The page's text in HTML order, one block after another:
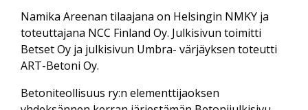
Namika Areenan tilaajana on Helsingin NMKY ja
toteuttajana NCC Finland Oy. Julkisivun toimitti
Betset Oy ja julkisivun Umbra- värjäyksen toteutti
ART-Betoni Oy.
Betoniteollisuus ry:n elementtijaoksen